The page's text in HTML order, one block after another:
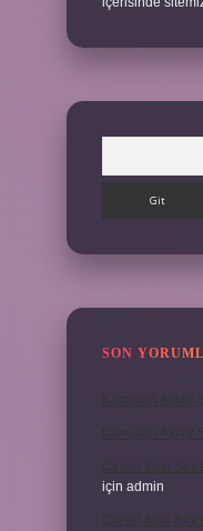
SON
Cinsel Ilişki
için admin
Cinsel Ilişki